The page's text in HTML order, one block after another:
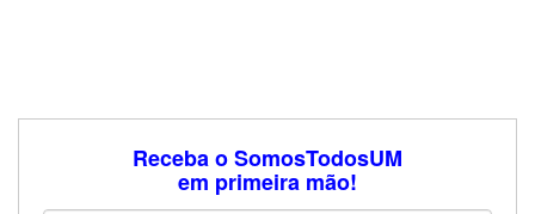
Receba o SomosTodosUM
em primeira mão!